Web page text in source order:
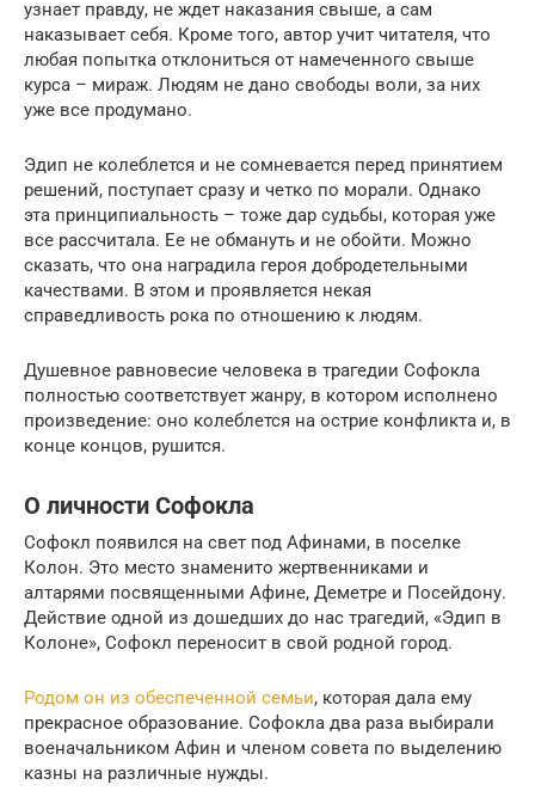
узнает правду, не ждет наказания свыше, а сам
наказывает себя. Кроме того, автор учит читателя, что
любая попытка отклониться от намеченного свыше
курса – мираж. Людям не дано свободы воли, за них
уже все продумано.
Эдип не колеблется и не сомневается перед принятием
решений, поступает сразу и четко по морали. Однако
эта принципиальность – тоже дар судьбы, которая уже
все рассчитала. Ее не обмануть и не обойти. Можно
сказать, что она наградила героя добродетельными
качествами. В этом и проявляется некая
справедливость рока по отношению к людям.
Душевное равновесие человека в трагедии Софокла
полностью соответствует жанру, в котором исполнено
произведение: оно колеблется на острие конфликта и, в
конце концов, рушится.
О личности Софокла
Софокл появился на свет под Афинами, в поселке
Колон. Это место знаменито жертвенниками и
алтарями посвященными Афине, Деметре и Посейдону.
Действие одной из дошедших до нас трагедий, «Эдип в
Колоне», Софокл переносит в свой родной город.
Родом он из обеспеченной семьи, которая дала ему
прекрасное образование. Софокла два раза выбирали
военачальником Афин и членом совета по выделению
казны на различные нужды.